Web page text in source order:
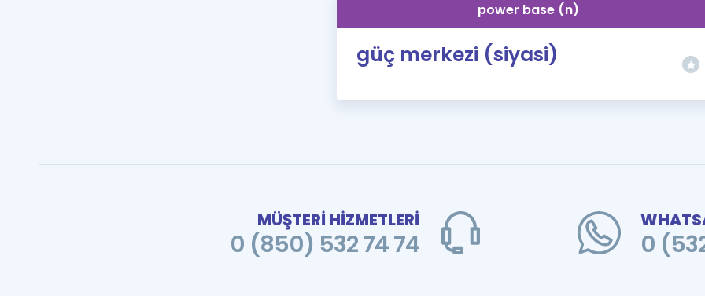
power base (n)
güç merkezi (siyasi)
MÜŞTERİ HİZMETLERİ
0 (850) 532 74 74 0